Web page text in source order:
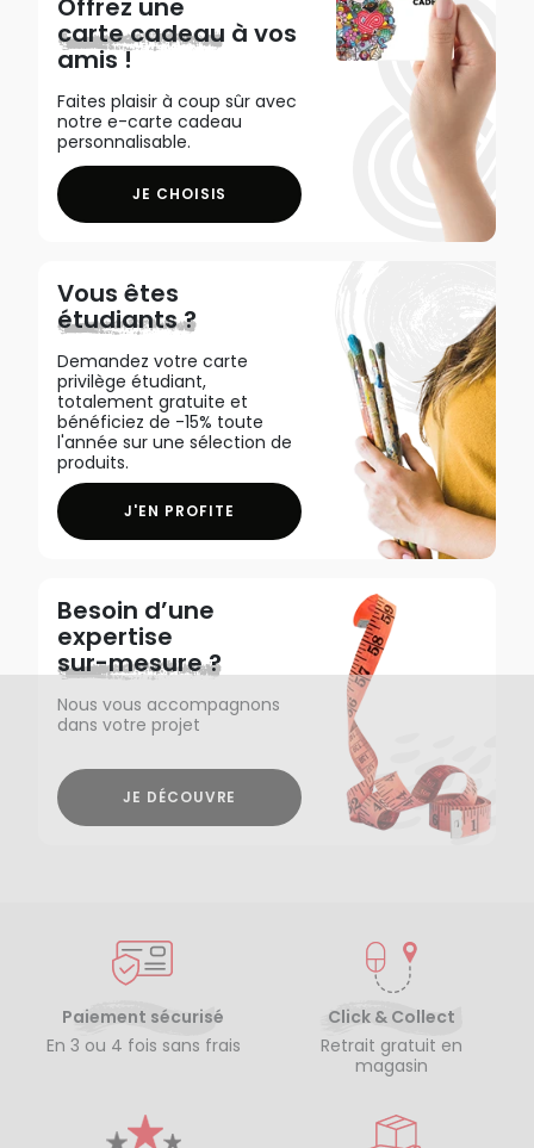
Offrez une
carte cadeau à vos
amis !
Faites plaisir à coup sûr avec
notre e-carte cadeau
personnalisable.
JE CHOISIS
Vous êtes
étudiants ?
Demandez votre carte
privilège étudiant,
totalement gratuite et
bénéficiez de -15% toute
l'année sur une sélection de
produits.
J'EN PROFITE
Besoin d’une
expertise
sur-mesure ?
Nous vous accompagnons
dans votre projet
JE DÉCOUVRE
Paiement sécurisé
En 3 ou 4 fois sans frais
Click & Collect
Retrait gratuit en
magasin